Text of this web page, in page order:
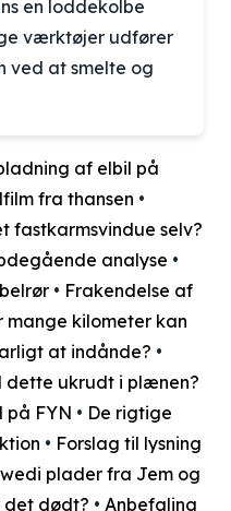
en loddekolbe
værktøjer udfører
ved at smelte og
af elbil på
fra thansen •
fastkarmsvindue selv?
analyse •
• Frakendelse af
mange kilometer kan
at indånde? •
dette ukrudt i plænen?
på FYN • De rigtige
• Forslag til lysning
plader fra Jem og
det dødt? • Anbefaling